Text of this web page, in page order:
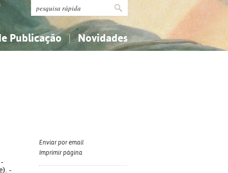
Publicação Novidades
-
Enviar por email
Imprimir página